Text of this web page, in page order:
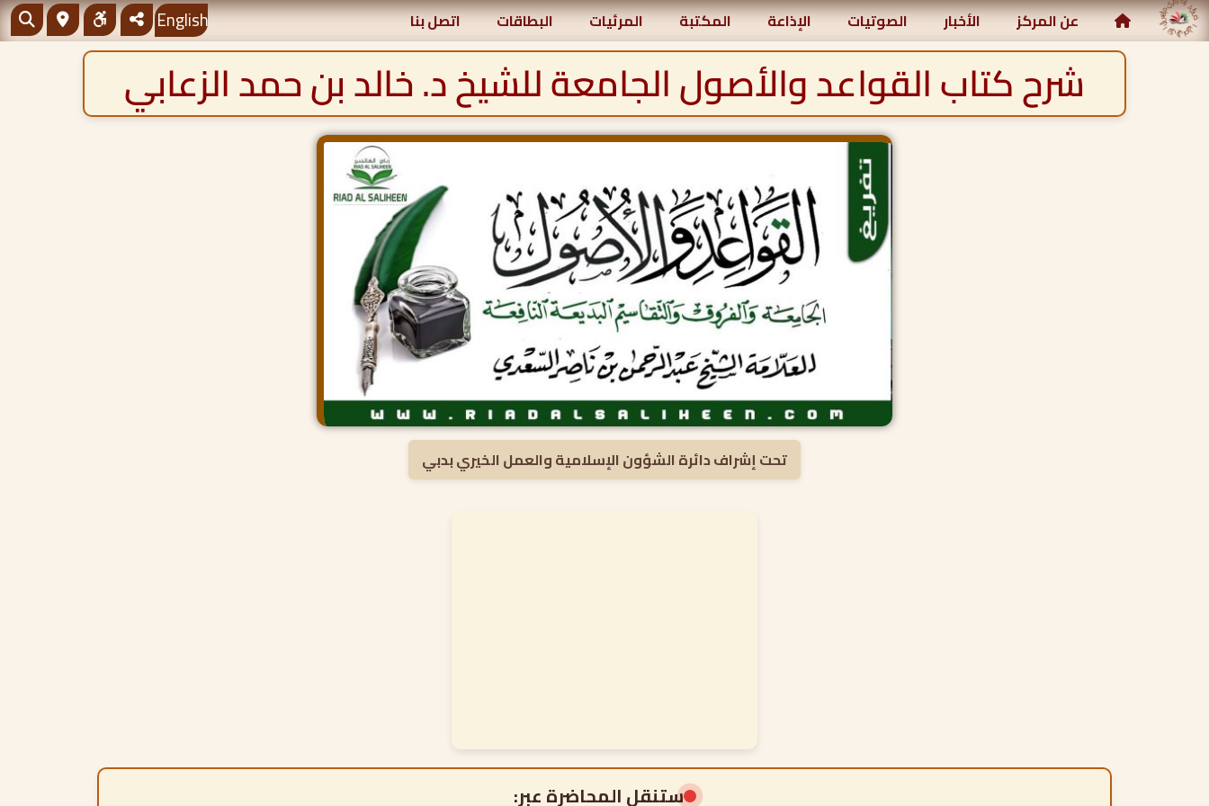
مركز رياض الصالحين الإسلامي عن المركز الأخبار الصوتيات الإذاعة المكتبة المرئيات البطاقات اتصل بنا English
شرح كتاب القواعد والأصول الجامعة للشيخ د. خالد بن حمد الزعابي
تحت إشراف دائرة الشؤون الإسلامية والعمل الخيري بدبي
ستنقل المحاضرة عبر: